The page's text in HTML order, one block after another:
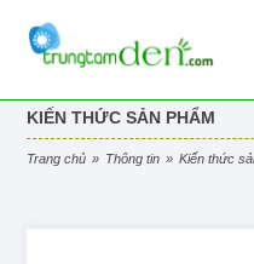
KIẾN THỨC SẢN PHẨM
trang chủ » thông tin » kiến thức